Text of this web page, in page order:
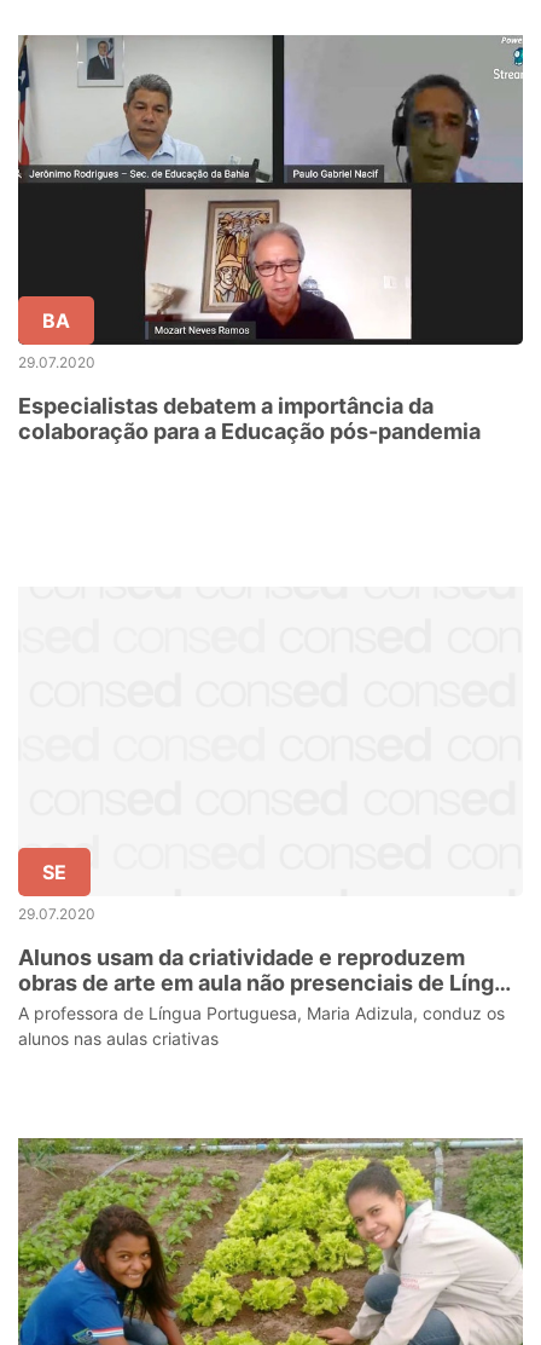
BA
29.07.2020
Especialistas debatem a importância da
colaboração para a Educação pós-pandemia
SE
29.07.2020
Alunos usam da criatividade e reproduzem
obras de arte em aula não presenciais de Língua
Portuguesa
A professora de Língua Portuguesa, Maria Adizula, conduz os
alunos nas aulas criativas